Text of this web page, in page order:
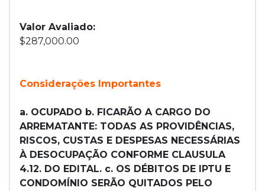
Valor Avaliado:
$287,000.00
Considerações Importantes
a. OCUPADO b. FICARÃO A CARGO DO
ARREMATANTE: TODAS AS PROVIDÊNCIAS,
RISCOS, CUSTAS E DESPESAS NECESSÁRIAS
À DESOCUPAÇÃO CONFORME CLAUSULA
4.12. DO EDITAL. c. OS DÉBITOS DE IPTU E
CONDOMÍNIO SERÃO QUITADOS PELO